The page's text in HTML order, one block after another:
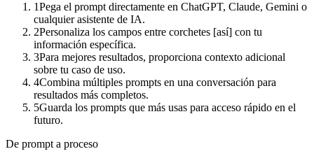
1Pega el prompt directamente en ChatGPT, Claude, Gemini o
cualquier asistente de IA.
2Personaliza los campos entre corchetes [así] con tu
información específica.
3Para mejores resultados, proporciona contexto adicional
sobre tu caso de uso.
4Combina múltiples prompts en una conversación para
resultados más completos.
5Guarda los prompts que más usas para acceso rápido en el
futuro.
De prompt a proceso